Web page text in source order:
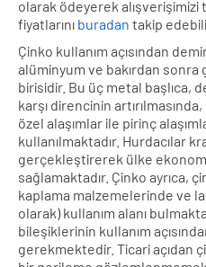
olarak ödeyerek alışverişimizi
fiyatlarını buradan takip
Çinko kullanım açısından
alüminyum ve bakırdan
birisidir. Bu üç metal başlıca,
karşı direncinin
özel alaşımlar ile pirinç
kullanılmaktadır. Hurdacılar
gerçekleştirerek ülke
sağlamaktadır. Çinko ayrıca,
kaplama malzemelerinde ve
olarak) kullanım alanı
bileşiklerinin kullanım
gerekmektedir. Ticari açıdan